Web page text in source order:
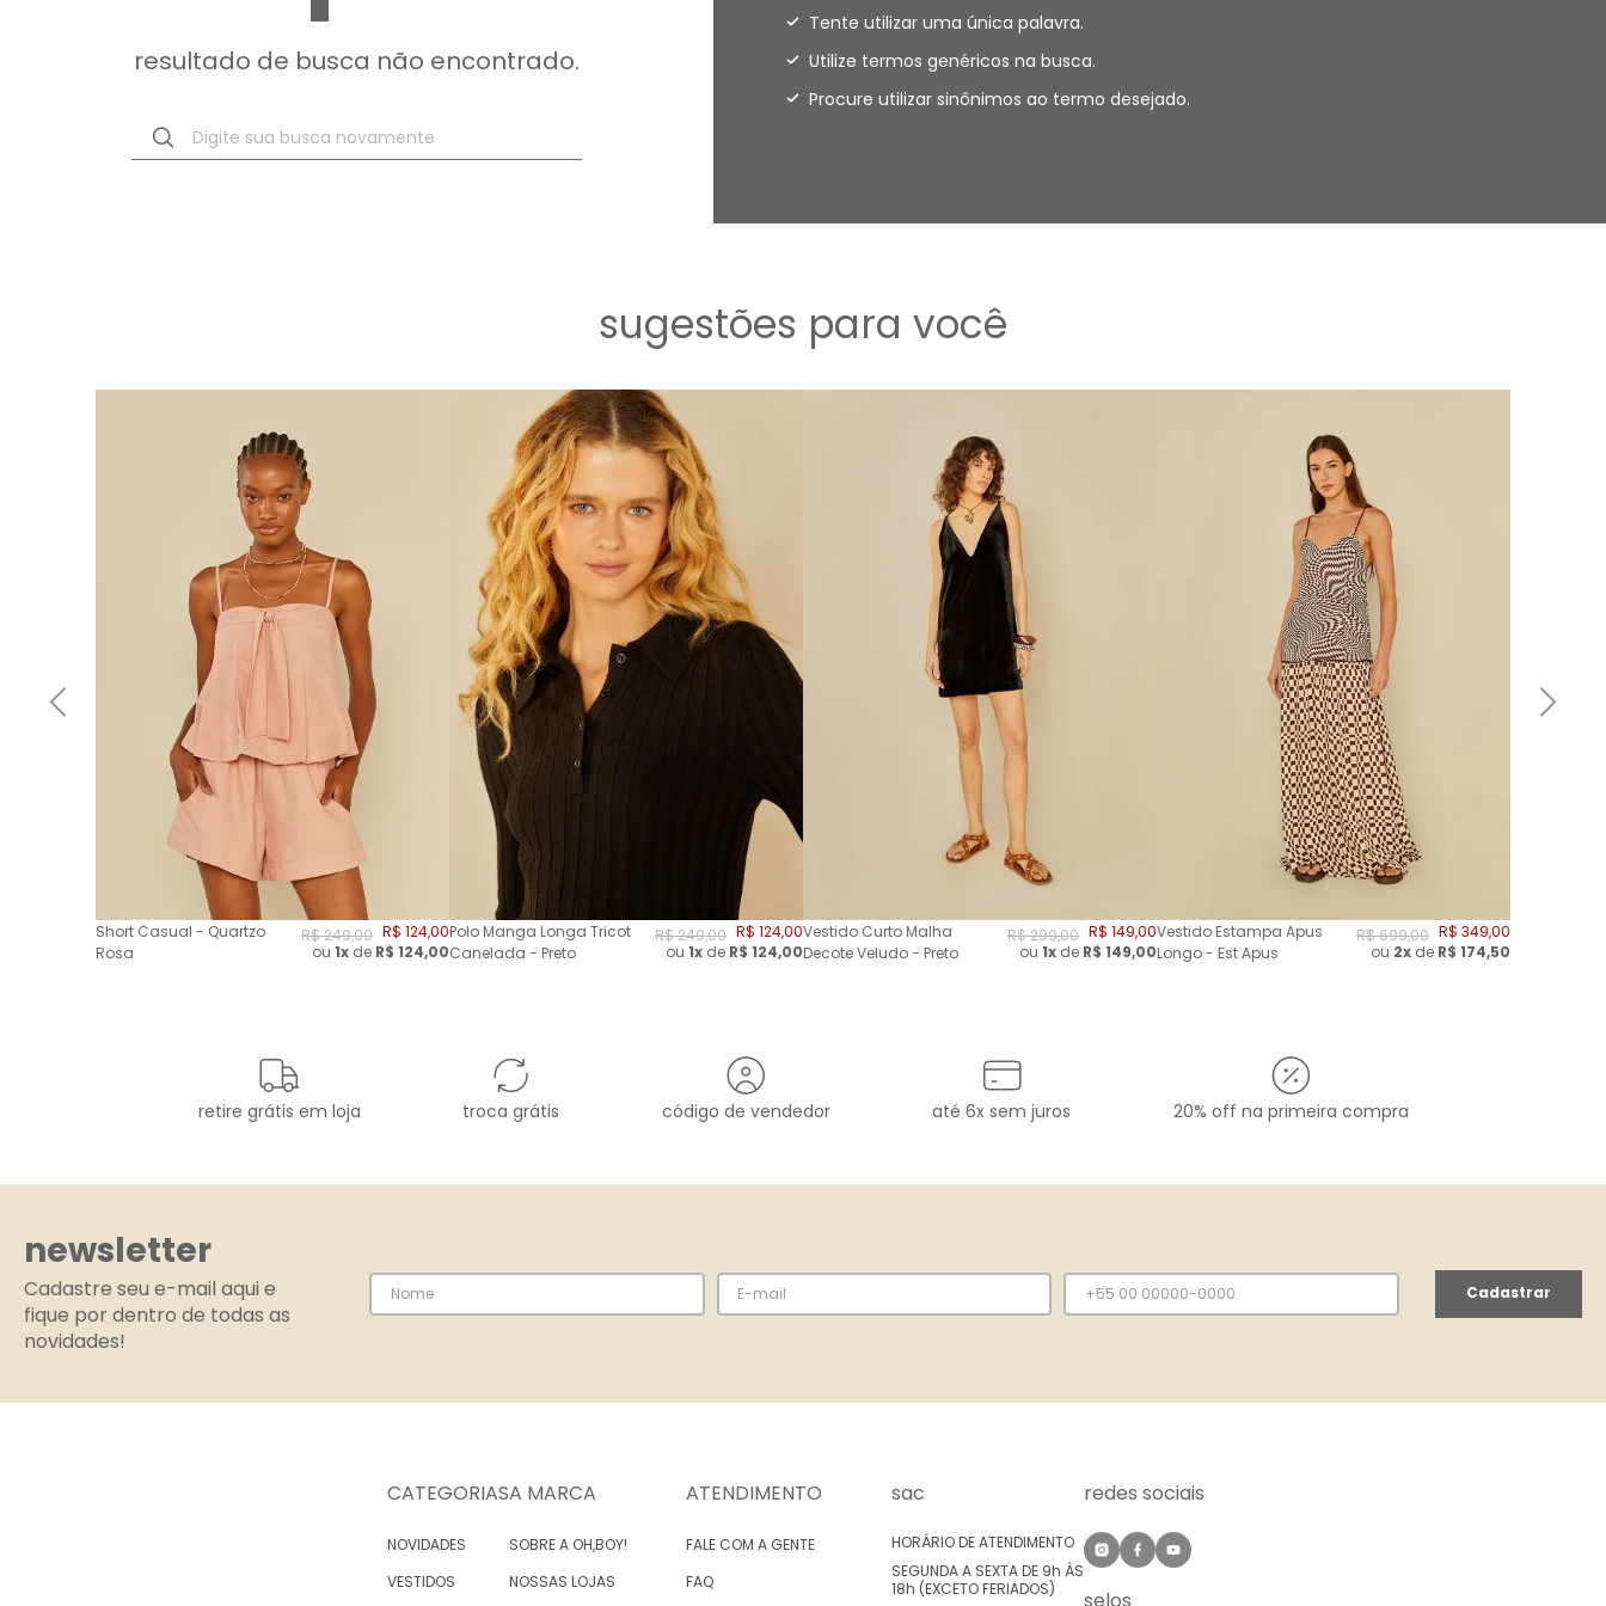
resultado de busca não encontrado.
Digite sua busca novamente
Tente utilizar uma única palavra.
Utilize termos genéricos na busca.
Procure utilizar sinônimos ao termo desejado.
sugestões para você
Short Casual - Quartzo
Rosa
R$249,00 R$ 124,00
ou 1x de R$ 124,00
Polo Manga Longa Tricot
Canelada - Preto
R$249,00 R$ 124,00
ou 1x de R$ 124,00
Vestido Curto Malha
Decote Veludo - Preto
R$299,00 R$ 149,00
ou 1x de R$ 149,00
Vestido Estampa Apus
Longo - Est Apus
R$699,00 R$ 349,00
ou 2x de R$ 174,50
retire grátis em loja troca grátis código de vendedor até 6x sem juros 20% off na primeira compra
newsletter
Cadastre seu e-mail aqui e
fique por dentro de todas as
novidades!
Cadastrar
CATEGORIAS
NOVIDADES
VESTIDOS
A MARCA
SOBRE A OH,BOY!
NOSSAS LOJAS
ATENDIMENTO
FALE COM A GENTE
FAQ
sac
HORÁRIO DE ATENDIMENTO
SEGUNDA A SEXTA DE 9h ÀS
18h (EXCETO FERIADOS)
redes sociais